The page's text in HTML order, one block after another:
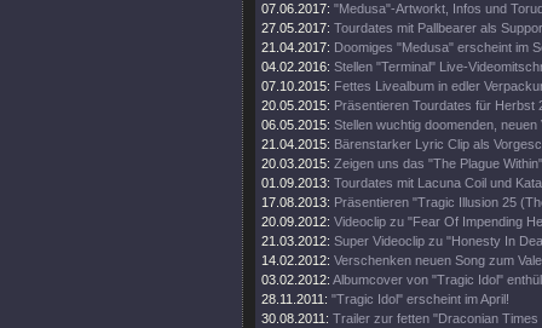
07.06.2017: "Medusa"-Artworkt, Infos und
27.05.2017: Tourdates mit Pallbearer als
21.04.2017: Doomiges "Medusa" erscheint im
04.02.2016: Stellen "Terminal" Live-
07.10.2015: Fettes Livealbum in edler
20.05.2015: Präsentieren Tourdates für Herbst
06.05.2015: Stellen wuchtig doomenden, neuen
21.04.2015: Bärenstarker Lyric Clip als
20.03.2015: Zeigen uns das "The Plague
01.09.2013: Tourdates mit Lacuna Coil und
17.08.2013: Präsentieren "Tragic Illusion 25
20.09.2012: Videoclip zu "Fear Of Impending
21.03.2012: Super Videoclip zu "Honesty In
14.02.2012: Verschenken neuen Song zum
03.02.2012: Albumcover von "Tragic Idol"
28.11.2011: "Tragic Idol" erscheint im April!
30.08.2011: Trailer zur fetten "Draconian Times